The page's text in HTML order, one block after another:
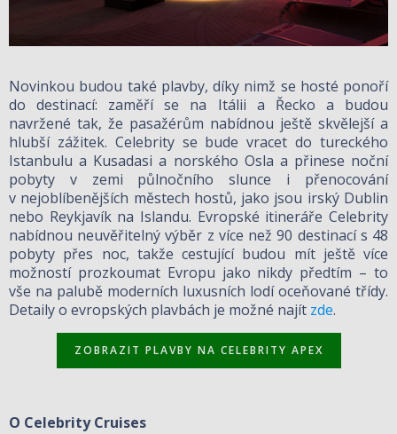
Novinkou budou také plavby, díky nimž se hosté ponoří
do destinací: zaměří se na Itálii a Řecko a budou
navržené tak, že pasažérům nabídnou ještě skvělejší a
hlubší zážitek. Celebrity se bude vracet do tureckého
Istanbulu a Kusadasi a norského Osla a přinese noční
pobyty v zemi půlnočního slunce i přenocování
v nejoblíbenějších městech hostů, jako jsou irský Dublin
nebo Reykjavík na Islandu. Evropské itineráře Celebrity
nabídnou neuvěřitelný výběr z více než 90 destinací s 48
pobyty přes noc, takže cestující budou mít ještě více
možností prozkoumat Evropu jako nikdy předtím – to
vše na palubě moderních luxusních lodí oceňované třídy.
Detaily o evropských plavbách je možné najít zde.
ZOBRAZIT PLAVBY NA CELEBRITY APEX
O Celebrity Cruises